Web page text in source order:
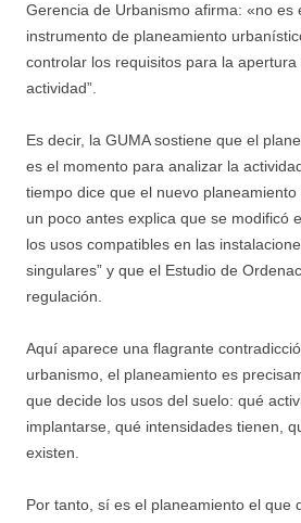
Gerencia de Urbanismo afirma: «no es
instrumento de planeamiento
controlar los requisitos para la
actividad”.
Es decir, la GUMA sostiene que el
es el momento para analizar la
tiempo dice que el nuevo
un poco antes explica que se modificó
los usos compatibles en las
singulares” y que el Estudio de
regulación.
Aquí aparece una flagrante
urbanismo, el planeamiento es
que decide los usos del suelo: qué
implantarse, qué intensidades tienen,
existen.
Por tanto, sí es el planeamiento el que